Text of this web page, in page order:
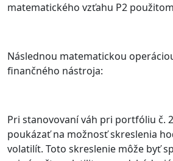
matematického vzťahu P2
Následnou matematickou
finančného nástroja:
Pri stanovovaní váh pri portfóliu č.
poukázať na možnosť skreslenia
volatilít. Toto skreslenie môže byť